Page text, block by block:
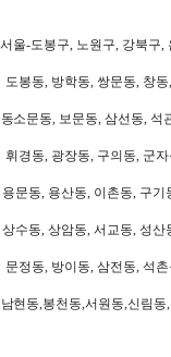
서울-도봉구, 노원구, 강북구,
도봉동, 방학동, 쌍문동, 창
동소문동, 보문동, 삼선동,
휘경동, 광장동, 구의동, 군
용문동, 용산동, 이촌동, 구
상수동, 상암동, 서교동, 성
문정동, 방이동, 삼전동, 석
남현동,봉천동,서원동,신림